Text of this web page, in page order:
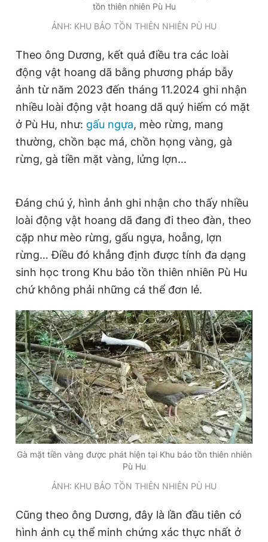
0906 645 777 0908 780 404
Quảng cáo RSS
Tổng biên tập: Nguyễn Ngọc Toàn
Phó tổng biên tập thường trực: Hải Thành
Phó tổng biên tập: Lâm Hiếu Dũng
Phó tổng biên tập: Trần Việt Hưng
Tổng thư ký tòa soạn: Đức Trung
Giấy phép xuất bản số 110/GP - BTTTT cấp ngày 24.3.2020
© 2003-2026 Bản quyền thuộc về Báo Thanh Niên. Cấm sao
tồn thiên nhiên Pù Hu
ẢNH: KHU BẢO TỒN THIÊN NHIÊN PÙ HU
Theo ông Dương, kết quả điều tra các loài
động vật hoang dã bằng phương pháp bẫy
ảnh từ năm 2023 đến tháng 11.2024 ghi nhận
nhiều loài động vật hoang dã quý hiếm có mặt
ở Pù Hu, như: gấu ngựa, mèo rừng, mang
thường, chồn bạc má, chồn họng vàng, gà
rừng, gà tiền mặt vàng, lửng lợn…
Đáng chú ý, hình ảnh ghi nhận cho thấy nhiều
loài động vật hoang dã đang đi theo đàn, theo
cặp như mèo rừng, gấu ngựa, hoẵng, lợn
rừng… Điều đó khẳng định được tính đa dạng
sinh học trong Khu bảo tồn thiên nhiên Pù Hu
chứ không phải những cá thể đơn lẻ.
Gà mặt tiền vàng được phát hiện tại Khu bảo tồn thiên nhiên
Pù Hu
ẢNH: KHU BẢO TỒN THIÊN NHIÊN PÙ HU
Cũng theo ông Dương, đây là lần đầu tiên có
hình ảnh cụ thể minh chứng xác thực nhất ở